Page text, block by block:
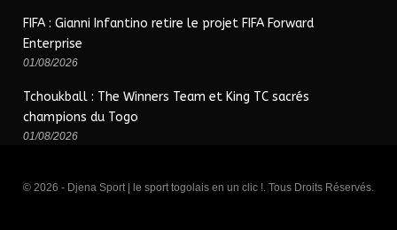
FIFA : Gianni Infantino retire le projet FIFA Forward
Enterprise
01/08/2026
Tchoukball : The Winners Team et King TC sacrés
champions du Togo
01/08/2026
© 2026 - Djena Sport | le sport togolais en un clic !. Tous Droits Réservés.